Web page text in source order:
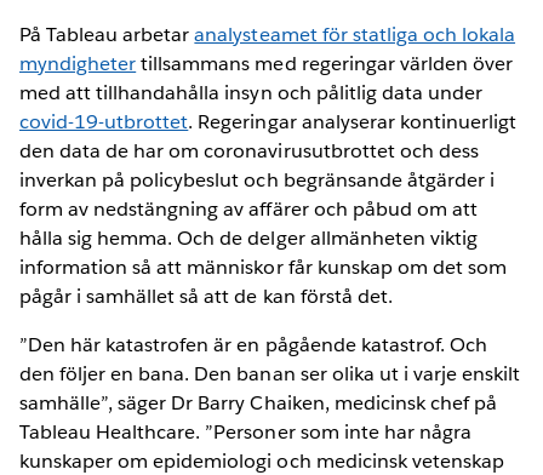
På Tableau arbetaranalysteamet för statliga och lokala
myndighetertillsammans med regeringar världen över
med att tillhandahålla insyn och pålitlig data under
covid-19-utbrottet. Regeringar analyserar kontinuerligt
den data de har om coronavirusutbrottet och dess
inverkan på policybeslut och begränsande åtgärder i
form av nedstängning av affärer och påbud om att
hålla sig hemma. Och de delger allmänheten viktig
information så att människor får kunskap om det som
pågår i samhället så att de kan förstå det.
”Den här katastrofen är en pågående katastrof. Och
den följer en bana. Den banan ser olika ut i varje enskilt
samhälle”, säger Dr Barry Chaiken, medicinsk chef på
Tableau Healthcare. ”Personer som inte har några
kunskaper om epidemiologi och medicinsk vetenskap